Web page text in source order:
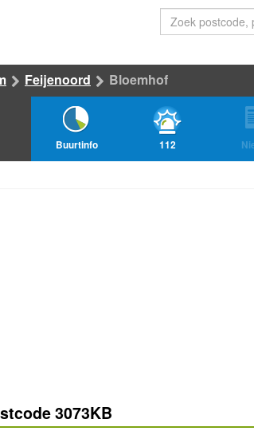
Feijenoord Bloemhof
Buurtinfo 112
3073KB